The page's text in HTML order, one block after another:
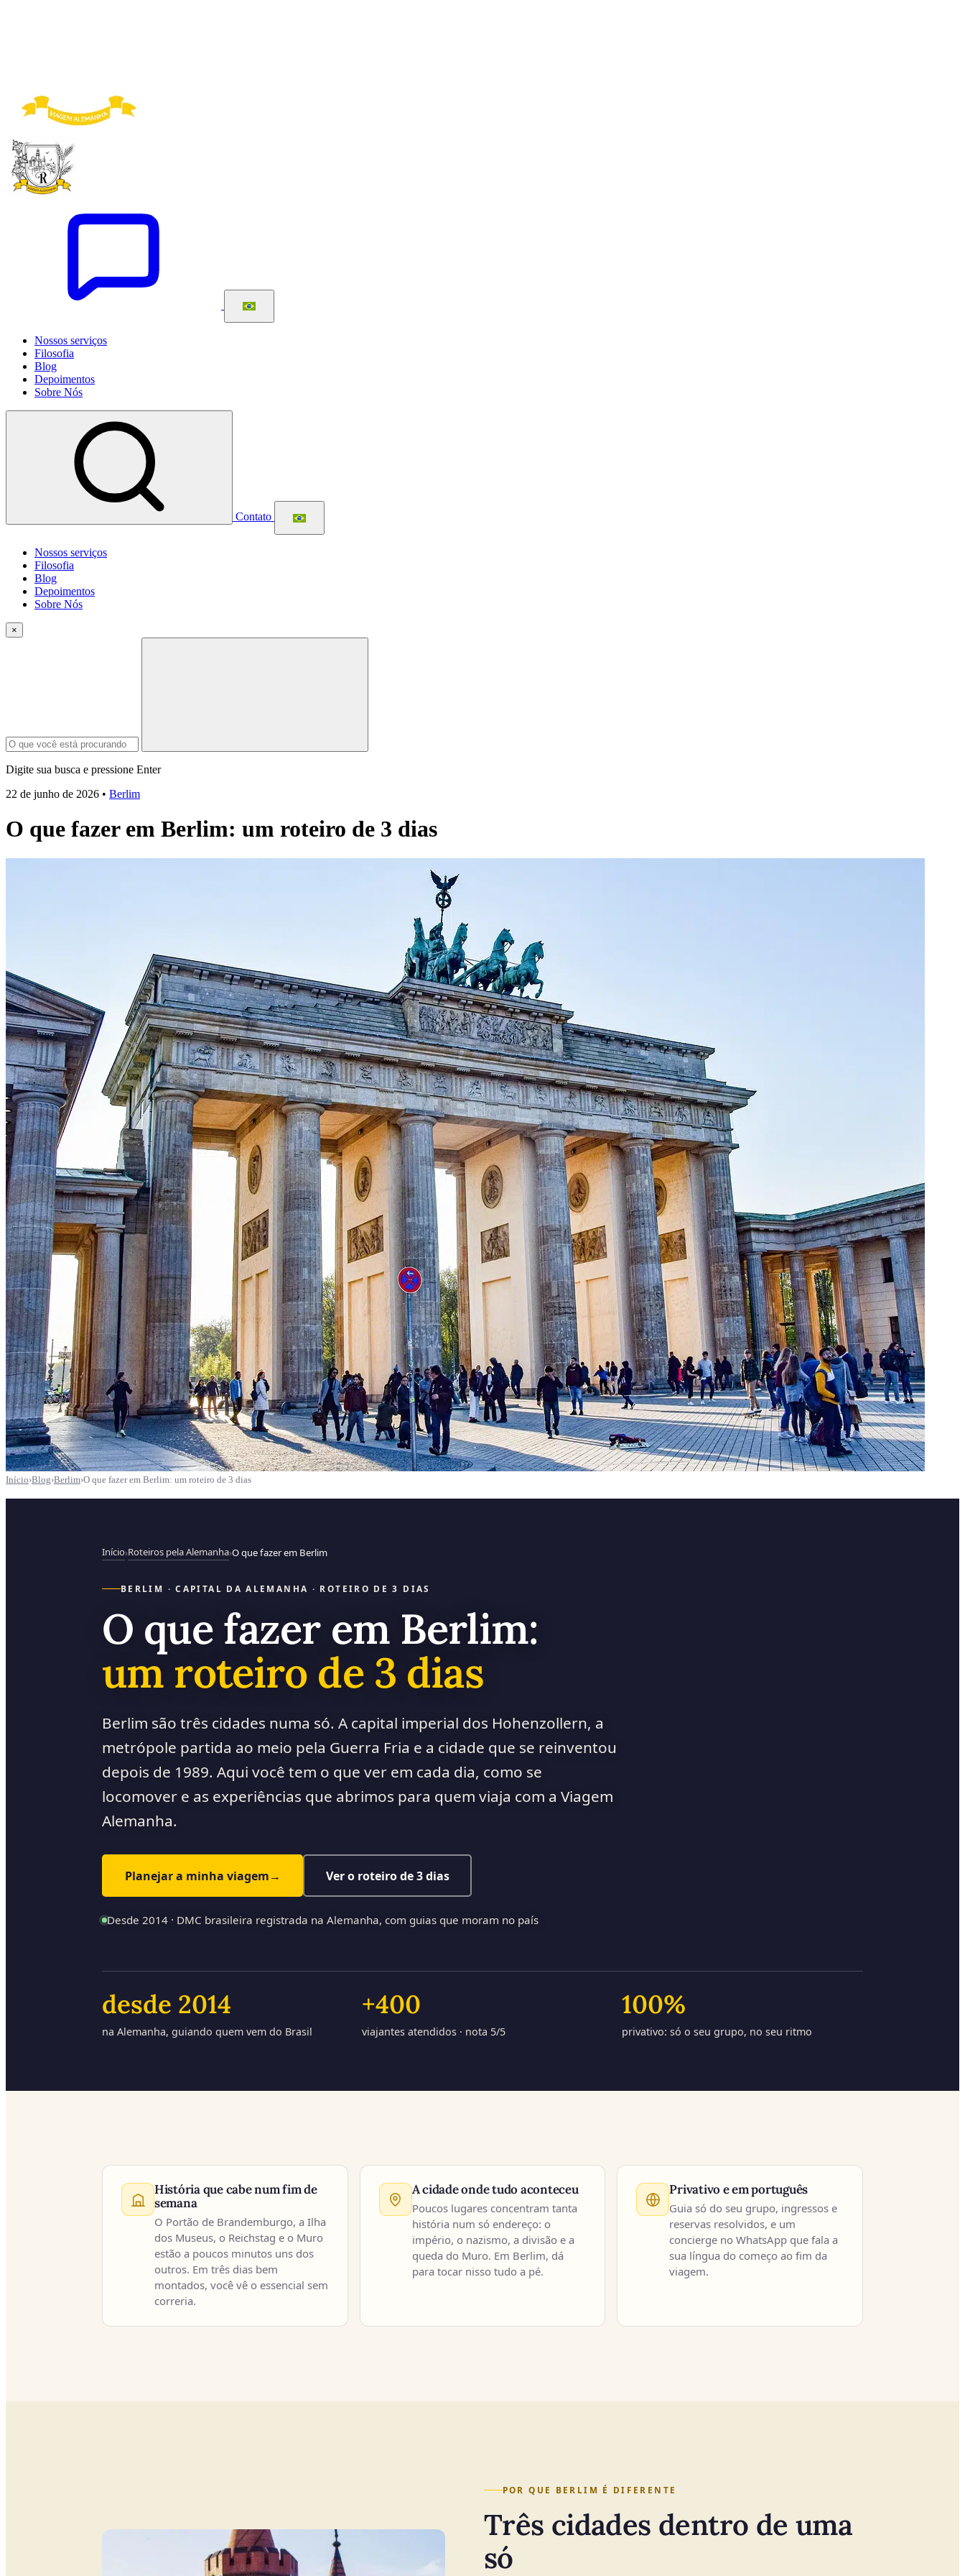
Nossos serviços
Filosofia
Blog
Depoimentos
Sobre Nós
Contato
Nossos serviços
Filosofia
Blog
Depoimentos
Sobre Nós
×
Digite sua busca e pressione Enter
22 de junho de 2026 • Berlim
O que fazer em Berlim: um roteiro de 3 dias
Início›Blog›Berlim›O que fazer em Berlim: um roteiro de 3 dias
Início›Roteiros pela Alemanha›O que fazer em Berlim
BERLIM · CAPITAL DA ALEMANHA · ROTEIRO DE 3 DIAS
O que fazer em Berlim:
um roteiro de 3 dias
Berlim são três cidades numa só. A capital imperial dos Hohenzollern, a
metrópole partida ao meio pela Guerra Fria e a cidade que se reinventou
depois de 1989. Aqui você tem o que ver em cada dia, como se
locomover e as experiências que abrimos para quem viaja com a Viagem
Alemanha.
Planejar a minha viagem→ Ver o roteiro de 3 dias
Desde 2014 · DMC brasileira registrada na Alemanha, com guias que moram no país
desde 2014
na Alemanha, guiando quem vem do Brasil
+400
viajantes atendidos · nota 5/5
100%
privativo: só o seu grupo, no seu ritmo
Por que conhecer Berlim com a Viagem Alemanha
História que cabe num fim de
semana
O Portão de Brandemburgo, a Ilha
dos Museus, o Reichstag e o Muro
estão a poucos minutos uns dos
outros. Em três dias bem
montados, você vê o essencial sem
correria.
A cidade onde tudo aconteceu
Poucos lugares concentram tanta
história num só endereço: o
império, o nazismo, a divisão e a
queda do Muro. Em Berlim, dá
para tocar nisso tudo a pé.
Privativo e em português
Guia só do seu grupo, ingressos e
reservas resolvidos, e um
concierge no WhatsApp que fala a
sua língua do começo ao fim da
viagem.
POR QUE BERLIM É DIFERENTE
Três cidades dentro de uma
só